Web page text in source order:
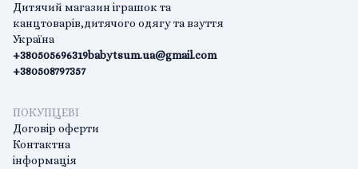
Дитячий магазин іграшок та
канцтоварів,дитячого одягу та взуття
Україна
+380505696319
+380508797357
babytsum.ua@gmail.com
ПОКУПЦЕВІ
Договір оферти
Контактна
інформація